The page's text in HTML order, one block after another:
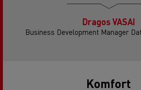
Dragos VASAI
Business Development Manager
Komfort